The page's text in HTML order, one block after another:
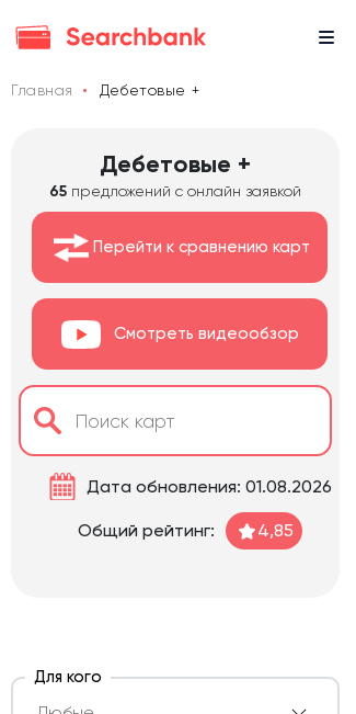
Главная Дебетовые +
Дебетовые +
65 предложений с онлайн заявкой
Перейти к сравнению карт
Смотреть видеообзор
Дата обновления: 01.08.2026
Общий рейтинг: 4,85
Для кого